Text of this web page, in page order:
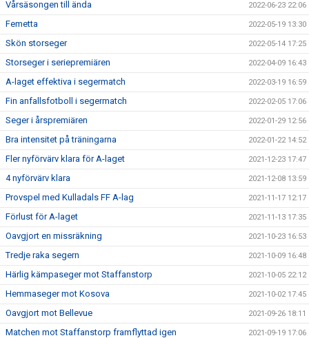
Vårsäsongen till ända 2022-06-23 22:06
Femetta 2022-05-19 13:30
Skön storseger 2022-05-14 17:25
Storseger i seriepremiären 2022-04-09 16:43
A-laget effektiva i segermatch 2022-03-19 16:59
Fin anfallsfotboll i segermatch 2022-02-05 17:06
Seger i årspremiären 2022-01-29 12:56
Bra intensitet på träningarna 2022-01-22 14:52
Fler nyförvärv klara för A-laget 2021-12-23 17:47
4 nyförvärv klara 2021-12-08 13:59
Provspel med Kulladals FF A-lag 2021-11-17 12:17
Förlust för A-laget 2021-11-13 17:35
Oavgjort en missräkning 2021-10-23 16:53
Tredje raka segern 2021-10-09 16:48
Härlig kämpaseger mot Staffanstorp 2021-10-05 22:12
Hemmaseger mot Kosova 2021-10-02 17:45
Oavgjort mot Bellevue 2021-09-26 18:11
Matchen mot Staffanstorp framflyttad igen 2021-09-19 17:06